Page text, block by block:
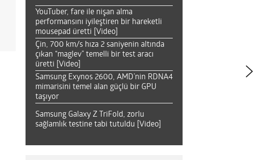
YouTuber, fare ile nişan alma
performansını iyileştiren bir hareketli
mousepad üretti [Video]
Çin, 700 km/s hıza 2 saniyenin altında
çıkan “maglev” temelli bir test aracı
üretti [Video]
Samsung Exynos 2600, AMD’nin RDNA4
mimarisini temel alan güçlü bir GPU
taşıyor
Samsung Galaxy Z TriFold, zorlu
sağlamlık testine tabi tutuldu [Video]